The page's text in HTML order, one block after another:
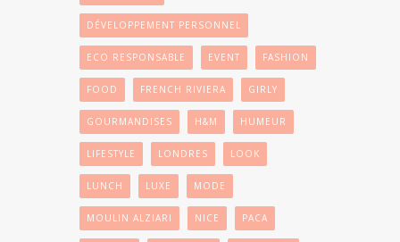
DÉVELOPPEMENT PERSONNEL
ECO RESPONSABLE EVENT FASHION
FOOD FRENCH RIVIERA GIRLY
GOURMANDISES H&M HUMEUR
LIFESTYLE LONDRES LOOK
LUNCH LUXE MODE
MOULIN ALZIARI NICE PACA